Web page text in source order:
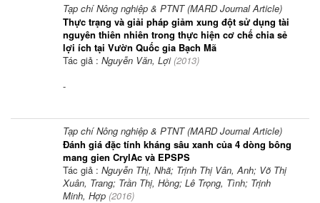
Tạp chí Nông nghiệp & PTNT (MARD Journal Article)
Thực trạng và giải pháp giảm xung đột sử dụng tài
nguyên thiên nhiên trong thực hiện cơ chế chia sẻ
lợi ích tại Vườn Quốc gia Bạch Mã
Tác giả : Nguyễn Văn, Lợi(2013)
-
Tạp chí Nông nghiệp & PTNT (MARD Journal Article)
Đánh giá đặc tính kháng sâu xanh của 4 dòng bông
mang gien CrylAc và EPSPS
Tác giả : Nguyễn Thị, Nhã; Trịnh Thị Vân, Anh; Võ Thị
Xuân, Trang; Trần Thị, Hồng; Lê Trọng, Tình; Trịnh
Minh, Hợp (2016)